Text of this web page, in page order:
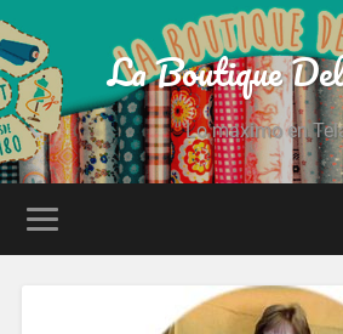
La Boutique
Lo maximo en